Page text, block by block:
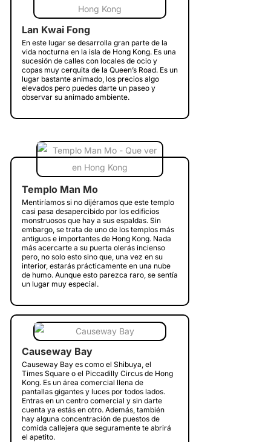
Lan Kwai Fong
En este lugar se desarrolla gran parte de la
vida nocturna en la isla de Hong Kong. Es una
sucesión de calles con locales de ocio y
copas muy cerquita de la Queen’s Road. Es un
lugar bastante animado, los precios algo
elevados pero puedes darte un paseo y
observar su animado ambiente.
Templo Man Mo
Mentiríamos si no dijéramos que este templo
casi pasa desapercibido por los edificios
monstruosos que hay a sus espaldas. Sin
embargo, se trata de uno de los templos más
antiguos e importantes de Hong Kong. Nada
más acercarte a su puerta olerás incienso
pero, no solo esto sino que, una vez en su
interior, estarás prácticamente en una nube
de humo. Aunque esto parezca raro, se sentía
un lugar muy especial.
Causeway Bay
Causeway Bay es como el Shibuya, el
Times Square o el Piccadilly Circus de Hong
Kong. Es un área comercial llena de
pantallas gigantes y luces por todos lados.
Entras en un centro comercial y sin darte
cuenta ya estás en otro. Además, también
hay alguna concentración de puestos de
comida callejera que seguramente te abrirá
el apetito.